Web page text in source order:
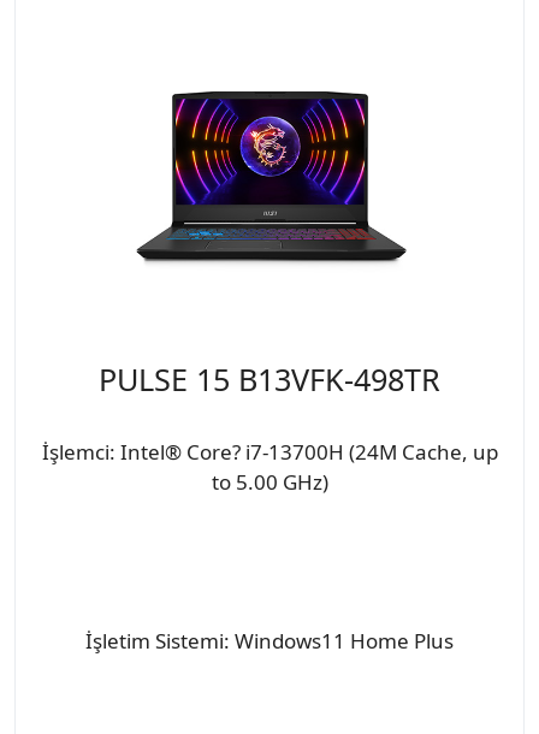
PULSE 15 B13VFK-498TR
İşlemci: Intel® Core? i7-13700H (24M Cache, up
to 5.00 GHz)
İşletim Sistemi: Windows11 Home Plus